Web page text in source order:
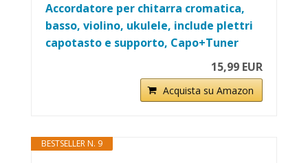
Accordatore per chitarra cromatica,
basso, violino, ukulele, include plettri
capotasto e supporto, Capo+Tuner
15,99 EUR
Acquista su Amazon
BESTSELLER N. 9